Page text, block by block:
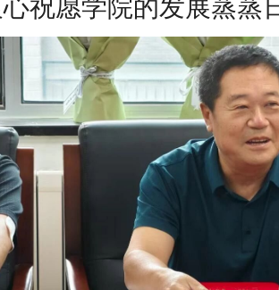
祝愿学院的发展蒸蒸